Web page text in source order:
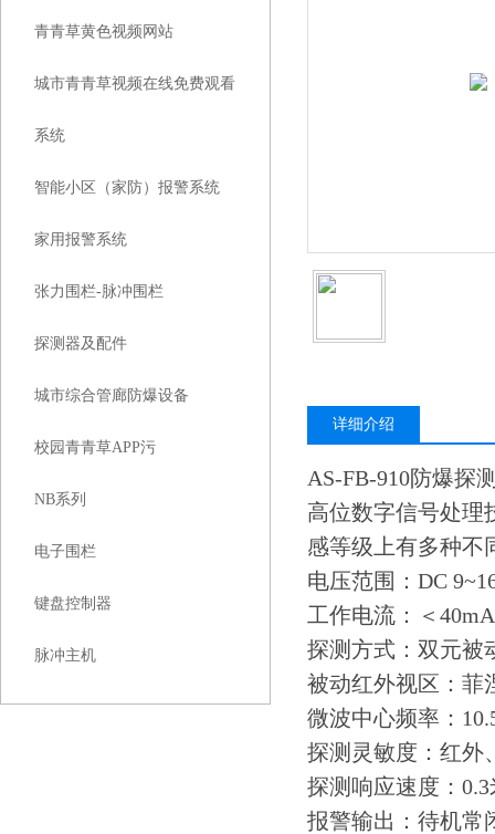
青青草黄色视频网站
城市青青草视频在线免费观看
系统
智能小区（家防）报警系统
家用报警系统
张力围栏-脉冲围栏
探测器及配件
城市综合管廊防爆设备
校园青青草APP污
NB系列
电子围栏
键盘控制器
脉冲主机
详细介绍
AS-FB-910防爆探
高位数字信号处理
感等级上有多种不
电压范围：DC
工作电流：＜
探测方式：双元被
被动红外视区：菲
微波中心频率：
探测灵敏度：红外
探测响应速度：
报警输出：待机常